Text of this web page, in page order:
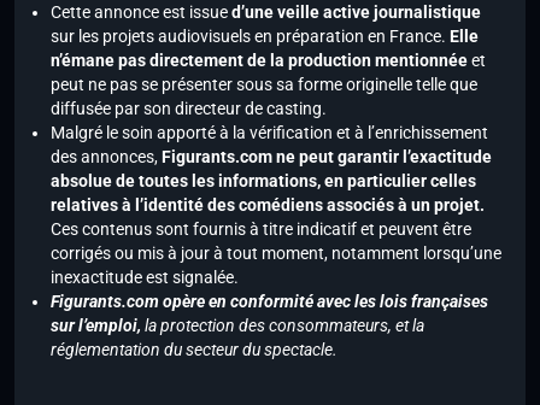
Cette annonce est issued’une veille active journalistique
sur les projets audiovisuels en préparation en France. Elle
n’émane pas directement de la production mentionnéeet
peut ne pas se présenter sous sa forme originelle telle que
diffusée par son directeur de casting.
Malgré le soin apporté à la vérification et à l’enrichissement
des annonces,Figurants.com ne peut garantir l’exactitude
absolue de toutes les informations, en particulier celles
relatives à l’identité des comédiens associés à un projet.
Ces contenus sont fournis à titre indicatif et peuvent être
corrigés ou mis à jour à tout moment, notamment lorsqu’une
inexactitude est signalée.
Figurants.com opère en conformité avec les lois françaises
sur l’emploi, la protection des consommateurs, et la
réglementation du secteur du spectacle.